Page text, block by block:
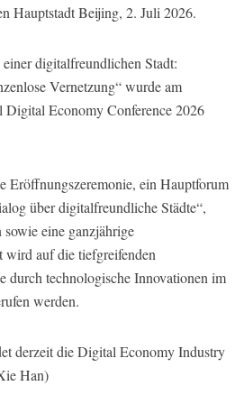
Hauptstadt Beijing, 2. Juli 2026.
digitalfreundlichen Stadt:
Vernetzung“ wurde am
Digital Economy Conference 2026
Eröffnungszeremonie, ein Hauptforum
über digitalfreundliche Städte“,
sowie eine ganzjährige
wird auf die tiefgreifenden
durch technologische Innovationen im
werden.
derzeit die Digital Economy Industry
Han)